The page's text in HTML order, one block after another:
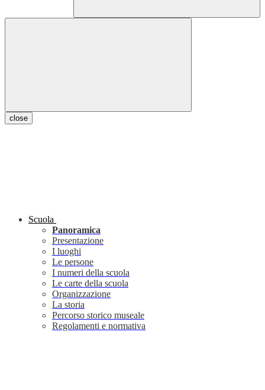
close
Scuola
Panoramica
Presentazione
I luoghi
Le persone
I numeri della scuola
Le carte della scuola
Organizzazione
La storia
Percorso storico museale
Regolamenti e normativa